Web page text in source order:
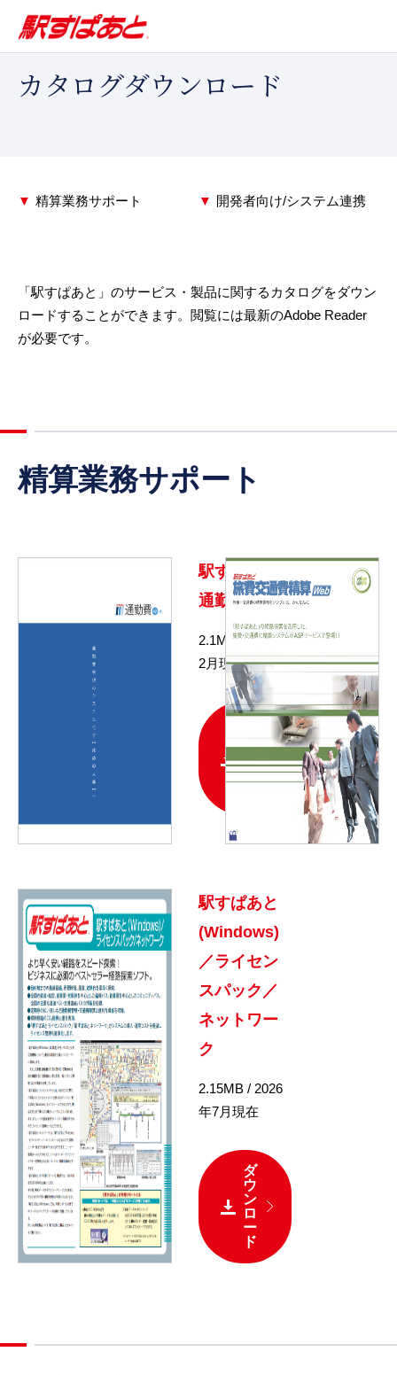
カタログダウンロード
精算業務サポート 開発者向け/システム連携
「駅すぱあと」のサービス・製品に関するカタログをダウン
ロードすることができます。閲覧には最新のAdobe Reader
が必要です。
精算業務サポート
駅すぱあと
通勤費Web
2.1MB / 2026年
2月現在
ン
ロ
ー
駅すぱあと
(Windows)
／ライセン
スパック／
ネットワー
ク
2.15MB / 2026
年7月現在
ダ
ウ
ン
ロ
ー
ド